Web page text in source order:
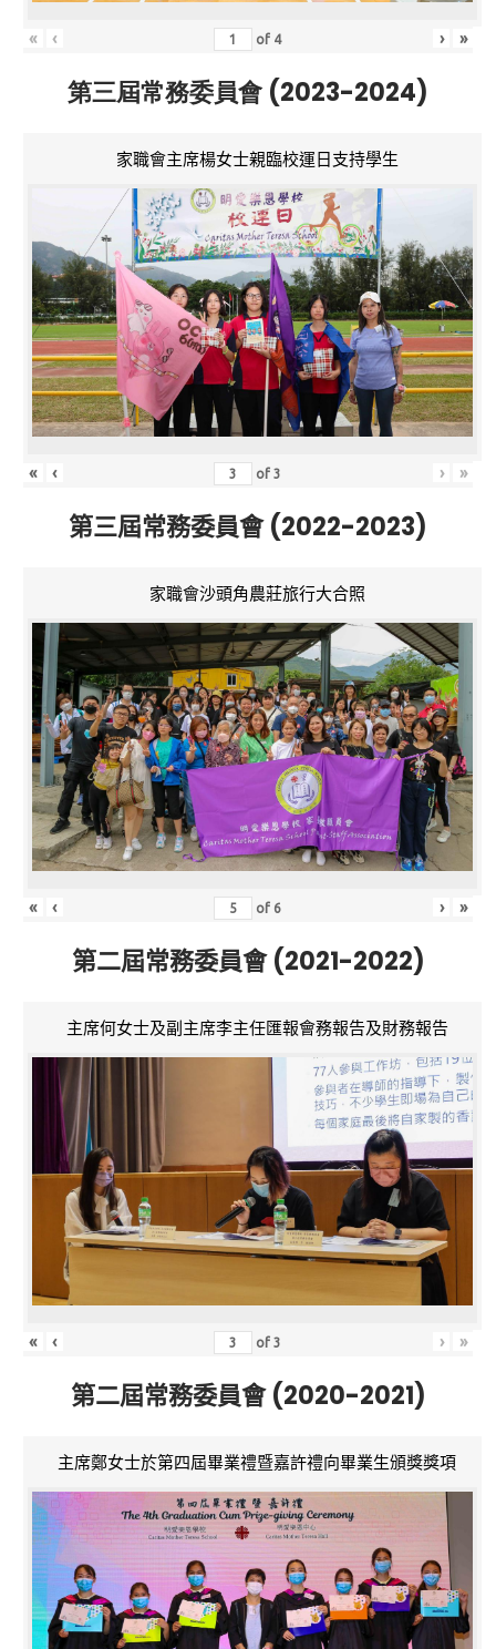
« ‹ of 4 › »
第三屆常務委員會 (2023-2024)
家職會主席楊女士親臨校運日支持學生
« ‹ of3 › »
第三屆常務委員會 (2022-2023)
家職會沙頭角農莊旅行大合照
« ‹ of 6 › »
第二屆常務委員會 (2021-2022)
主席何女士及副主席李主任匯報會務報告及財務報告
« ‹ of3 › »
第二屆常務委員會 (2020-2021)
主席鄭女士於第四屆畢業禮暨嘉許禮向畢業生頒獎獎項